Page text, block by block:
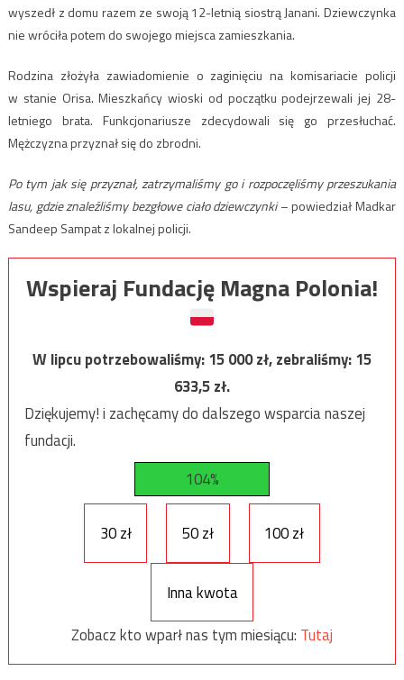
wyszedł z domu razem ze swoją 12-letnią siostrą Janani. Dziewczynka
nie wróciła potem do swojego miejsca zamieszkania.
Rodzina złożyła zawiadomienie o zaginięciu na komisariacie policji
w stanie Orisa. Mieszkańcy wioski od początku podejrzewali jej 28-
letniego brata. Funkcjonariusze zdecydowali się go przesłuchać.
Mężczyzna przyznał się do zbrodni.
Po tym jak się przyznał, zatrzymaliśmy go i rozpoczęliśmy przeszukania
lasu, gdzie znaleźliśmy bezgłowe ciało dziewczynki– powiedział Madkar
Sandeep Sampat z lokalnej policji.
Wspieraj Fundację Magna Polonia!
W lipcu potrzebowaliśmy:15 000zł, zebraliśmy:15
633,5zł.
Dziękujemy! i zachęcamy do dalszego wsparcia naszej
fundacji.
104%
30 zł 50 zł 100 zł
Inna kwota
Zobacz kto wparł nas tym miesiącu: Tutaj